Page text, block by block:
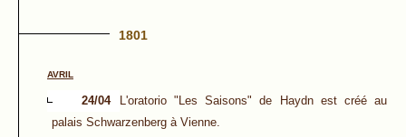
1801
AVRIL
24/04
L'oratorio "Les Saisons" de Haydn est créé au
palais Schwarzenberg à Vienne.